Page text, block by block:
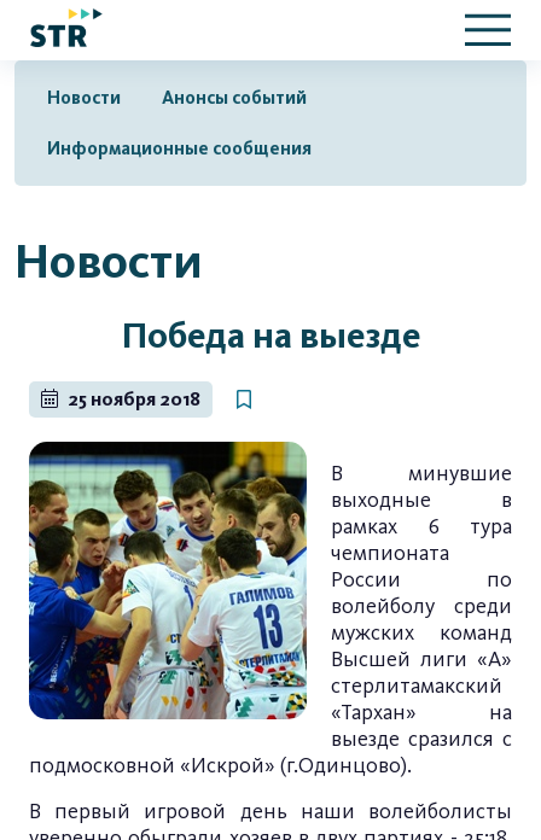
Новости Анонсы событий
Информационные сообщения
Новости
Победа на выезде
25 ноября 2018
В минувшие
выходные в
рамках 6 тура
чемпионата
России по
волейболу среди
мужских команд
Высшей лиги «А»
стерлитамакский
«Тархан» на
выезде сразился с
подмосковной «Искрой» (г.Одинцово).
В первый игровой день наши волейболисты